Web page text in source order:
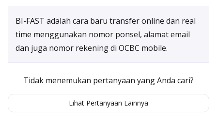
BI-FAST adalah cara baru transferonline dan real
time menggunakan nomor ponsel, alamat email
dan juga nomor rekening di OCBC mobile.
Tidak menemukan pertanyaan yang Anda cari?
Lihat Pertanyaan Lainnya
Hadiah seru dari Poinseru!
Tukar Poinseru dengan beragam hadiah